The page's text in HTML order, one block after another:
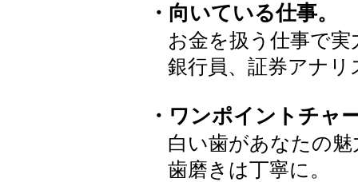
・向いている仕事。
お金を扱う仕事で実
銀行員、証券アナリ
・ワンポイントチャ
白い歯があなたの魅
歯磨きは丁寧に。